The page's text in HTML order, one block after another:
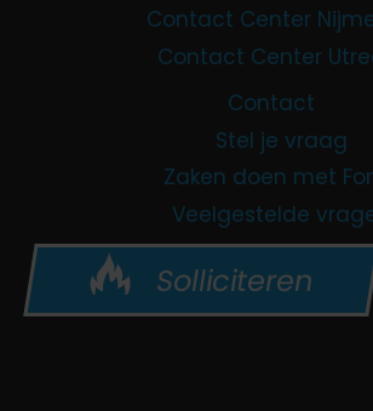
Contact Center
Contact Center
Contact
Stel je vraag
Zaken doen met
Veelgestelde
Solliciteren